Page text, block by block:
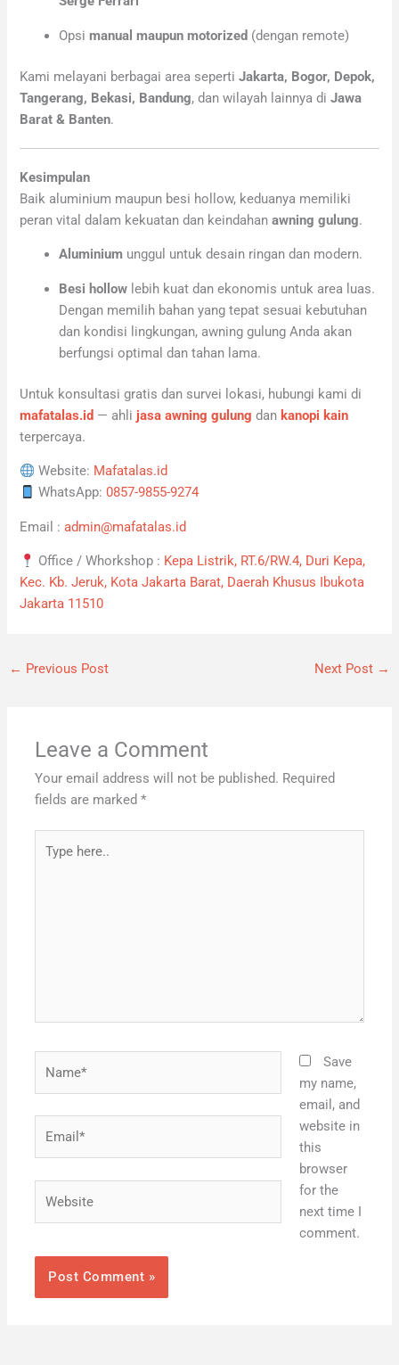
Opsimanual maupun motorized (dengan remote)
Kami melayani berbagai area sepertiJakarta, Bogor, Depok,
Tangerang, Bekasi, Bandung, dan wilayah lainnya diJawa
Barat & Banten.
Kesimpulan
Baik aluminium maupun besi hollow, keduanya memiliki
peran vital dalam kekuatan dan keindahanawning gulung.
Aluminium unggul untuk desain ringan dan modern.
Besi hollow lebih kuat dan ekonomis untuk area luas.
Dengan memilih bahan yang tepat sesuai kebutuhan
dan kondisi lingkungan, awning gulung Anda akan
berfungsi optimal dan tahan lama.
Untuk konsultasi gratis dan survei lokasi, hubungi kami di
mafatalas.id — ahli jasa awning gulung dan kanopi kain
terpercaya.
Website: Mafatalas.id
WhatsApp:0857-9855-9274
Email :admin@mafatalas.id
Office / Whorkshop : Kepa Listrik, RT.6/RW.4, Duri Kepa,
Kec. Kb. Jeruk, Kota Jakarta Barat, Daerah Khusus Ibukota
Jakarta 11510
← Previous Post Next Post →
Leave a Comment
Your email address will not be published. Required
fields are marked*
here..
Save
my name,
email, and
website in
this
browser
for the
next time I
comment.